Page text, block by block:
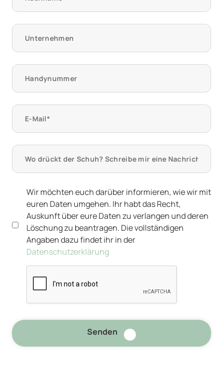
Wir möchten euch darüber informieren, wie wir mit
euren Daten umgehen. Ihr habt das Recht,
Auskunft über eure Daten zu verlangen und deren
Löschung zu beantragen. Die vollständigen
Angaben dazu findet ihr in der
Datenschutzerklärung
Senden